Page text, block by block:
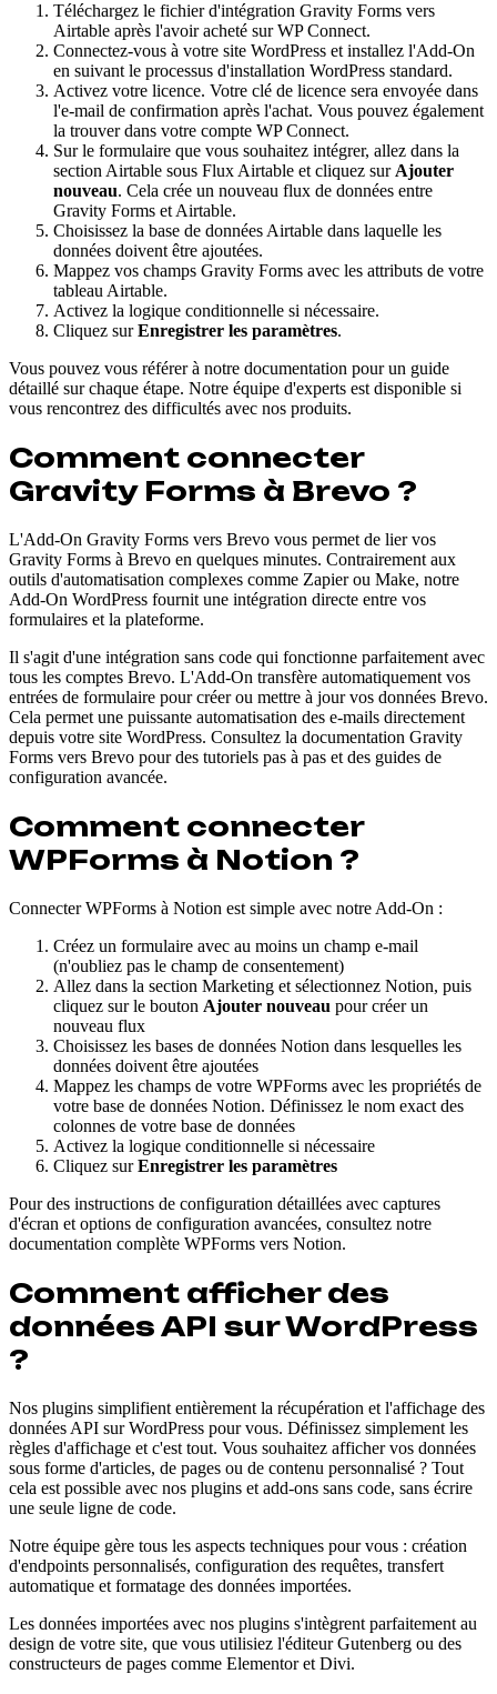
Téléchargez le fichier d'intégration Gravity Forms vers
Airtable après l'avoir acheté sur WP Connect.
Connectez-vous à votre site WordPress et installez l'Add-On
en suivant le processus d'installation WordPress standard.
Activez votre licence. Votre clé de licence sera envoyée dans
l'e-mail de confirmation après l'achat. Vous pouvez également
la trouver dans votre compte WP Connect.
Sur le formulaire que vous souhaitez intégrer, allez dans la
section Airtable sous Flux Airtable et cliquez sur Ajouter
nouveau. Cela crée un nouveau flux de données entre
Gravity Forms et Airtable.
Choisissez la base de données Airtable dans laquelle les
données doivent être ajoutées.
Mappez vos champs Gravity Forms avec les attributs de votre
tableau Airtable.
Activez la logique conditionnelle si nécessaire.
Cliquez surEnregistrer les paramètres.
Vous pouvez vous référer à notre documentation pour un guide
détaillé sur chaque étape. Notre équipe d'experts est disponible si
vous rencontrez des difficultés avec nos produits.
Comment connecter
Gravity Forms à Brevo ?
L'Add-On Gravity Forms vers Brevo vous permet de lier vos
Gravity Forms à Brevo en quelques minutes. Contrairement aux
outils d'automatisation complexes comme Zapier ou Make, notre
Add-On WordPress fournit une intégration directe entre vos
formulaires et la plateforme.
Il s'agit d'une intégration sans code qui fonctionne parfaitement avec
tous les comptes Brevo. L'Add-On transfère automatiquement vos
entrées de formulaire pour créer ou mettre à jour vos données Brevo.
Cela permet une puissante automatisation des e-mails directement
depuis votre site WordPress. Consultez la documentation Gravity
Forms vers Brevo pour des tutoriels pas à pas et des guides de
configuration avancée.
Comment connecter
WPForms à Notion ?
Connecter WPForms à Notion est simple avec notre Add-On :
Créez un formulaire avec au moins un champ e-mail
(n'oubliez pas le champ de consentement)
Allez dans la section Marketing et sélectionnez Notion, puis
cliquez sur le bouton Ajouter nouveau pour créer un
nouveau flux
Choisissez les bases de données Notion dans lesquelles les
données doivent être ajoutées
Mappez les champs de votre WPForms avec les propriétés de
votre base de données Notion. Définissez le nom exact des
colonnes de votre base de données
Activez la logique conditionnelle si nécessaire
Cliquez surEnregistrer les paramètres
Pour des instructions de configuration détaillées avec captures
d'écran et options de configuration avancées, consultez notre
documentation complète WPForms vers Notion.
Comment afficher des
données API sur WordPress
?
Nos plugins simplifient entièrement la récupération et l'affichage des
données API sur WordPress pour vous. Définissez simplement les
règles d'affichage et c'est tout. Vous souhaitez afficher vos données
sous forme d'articles, de pages ou de contenu personnalisé ? Tout
cela est possible avec nos plugins et add-ons sans code, sans écrire
une seule ligne de code.
Notre équipe gère tous les aspects techniques pour vous : création
d'endpoints personnalisés, configuration des requêtes, transfert
automatique et formatage des données importées.
Les données importées avec nos plugins s'intègrent parfaitement au
design de votre site, que vous utilisiez l'éditeur Gutenberg ou des
constructeurs de pages comme Elementor et Divi.